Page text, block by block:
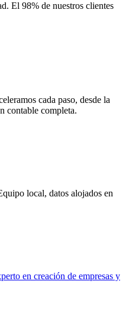
El 98% de nuestros clientes
cada paso, desde la
contable completa.
local, datos alojados en
en creación de empresas y